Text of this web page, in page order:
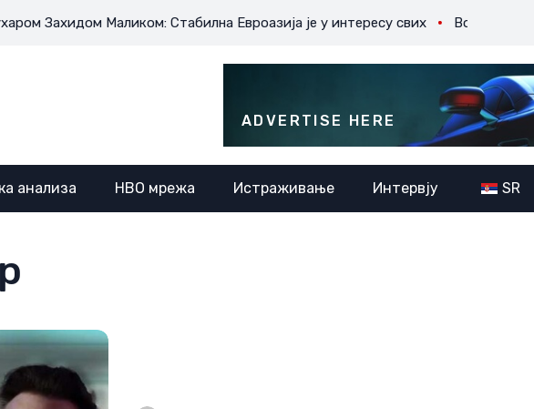
Маликом: Стабилна Евроазија је у интересу свих Војно-политичке
ADVERTISE HERE
анализа НВО мрежа Истраживање Интервју SR